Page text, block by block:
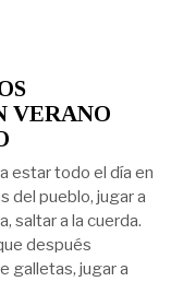
VERANO
estar todo el día en
del pueblo, jugar a
saltar a la cuerda.
después
galletas, jugar a